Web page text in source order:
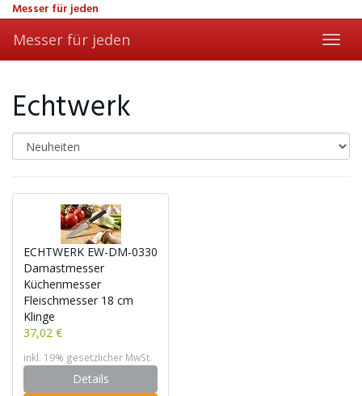
Skip
to
main
Messer für jeden
Messer für jeden
Echtwerk
ECHTWERK EW-DM-0330
Damastmesser
Küchenmesser
Fleischmesser 18 cm
Klinge
37,02 €
inkl. 19% gesetzlicher MwSt.
Details